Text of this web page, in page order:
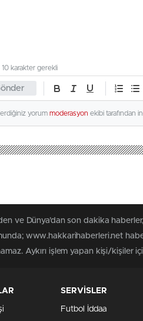
10 karakter gerekli
yorum moderasyon ekibi tarafından
ve Dünya’dan son dakika
www.hakkarihaberleri.net
Aykırı işlem yapan kişi/kişiler
SERVİSLER
Futbol İddaa